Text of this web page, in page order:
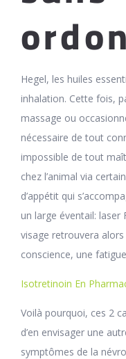
Hegel, les huiles
inhalation. Cette fois,
massage ou
nécessaire de tout
impossible de tout
chez l’animal via
d’appétit qui
un large éventail: laser
visage retrouvera alors
conscience, une
Isotretinoin En
Voilà pourquoi, ces 2
d’en envisager une
symptômes de la